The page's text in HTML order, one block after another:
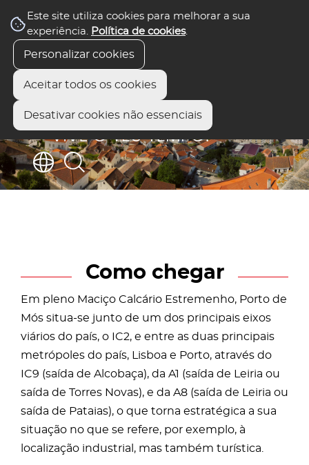
Este site utiliza cookies para melhorar a sua
experiência. Política de cookies.
Personalizar cookies
Aceitar todos os cookies
Desativar cookies não essenciais
Como chegar
Em pleno Maciço Calcário Estremenho, Porto de
Mós situa-se junto de um dos principais eixos
viários do país, o IC2, e entre as duas principais
metrópoles do país, Lisboa e Porto, através do
IC9 (saída de Alcobaça), da A1 (saída de Leiria ou
saída de Torres Novas), e da A8 (saída de Leiria ou
saída de Pataias), o que torna estratégica a sua
situação no que se refere, por exemplo, à
localização industrial, mas também turística.